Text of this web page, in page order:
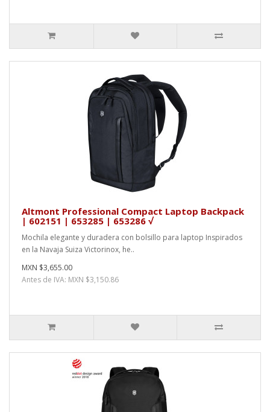
Altmont Professional Compact Laptop Backpack
| 602151 | 653285 | 653286 √
Mochila elegante y duradera con bolsillo para laptop Inspirados
en la Navaja Suiza Victorinox, he..
MXN $3,655.00
Antes de IVA: MXN $3,150.86